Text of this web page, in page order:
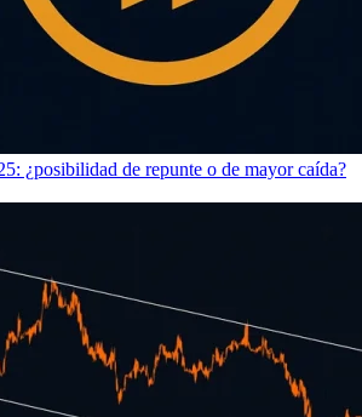
¿posibilidad de repunte o de mayor caída?